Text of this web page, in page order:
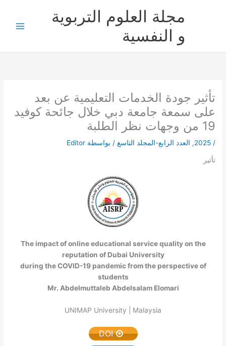
مجلة العلوم التربوية
و النفسية
تأثير جودة الخدمات التعليمية عن بعد
على سمعة جامعة دبي خلال جائحة كوفيد
19 من وجهات نظر الطلبة
/
2025
, العدد الرابع-المجلد التاسغ / بواسطة Editor
تأثير
The impact of online educational service quality on the
reputation of Dubai University
during the COVID-19 pandemic from the perspective of
students
Mr. Abdelmuttaleb Abdelsalam Elomari
UNIMAP University | Malaysia
DOI